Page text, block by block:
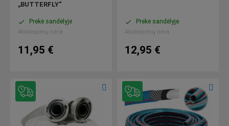
„BUTTERFLY“
done Prekė sandėlyje
Atsiliepimų nėra
11,95 €
done Prekė sandėlyje
Atsiliepimų nėra
12,95 €